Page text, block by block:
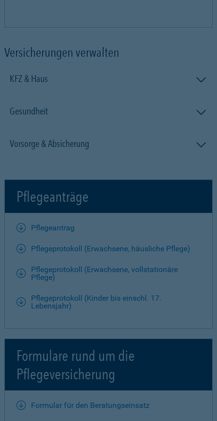
Versicherungen verwalten
KFZ & Haus
Gesundheit
Vorsorge & Absicherung
Pflegeanträge
Pflegeantrag
Pflegeprotokoll (Erwachsene, häusliche Pflege)
Pflegeprotokoll (Erwachsene, vollstationäre
Pflege)
Pflegeprotokoll (Kinder bis einschl. 17.
Lebensjahr)
Formulare rund um die
Pflegeversicherung
Formular für den Beratungseinsatz